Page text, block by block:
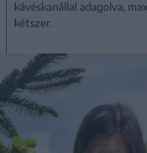
kávéskanállal adagolva,
kétszer.